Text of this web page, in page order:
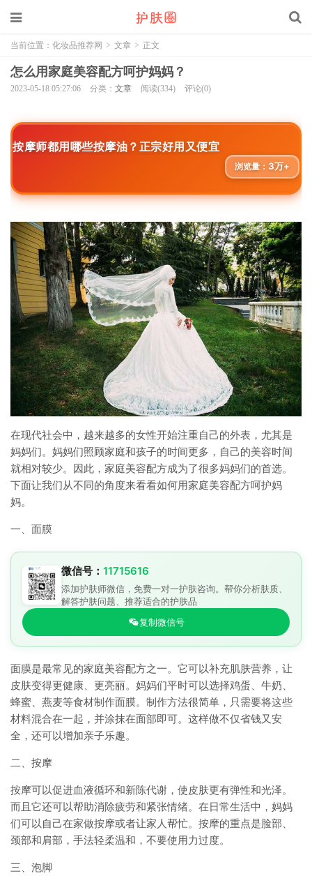
当前位置： 化妆品推荐网 > 文章 > 正文
怎么用家庭美容配方呵护妈妈？
2023-05-18 05:27:06 分类： 文章 阅读(334) 评论(0)
按摩师都用哪些按摩油？正宗好用又便宜
浏览量： 3万+
在现代社会中，越来越多的女性开始注重自己的外表，尤其是
妈妈们。妈妈们照顾家庭和孩子的时间更多，自己的美容时间
就相对较少。因此，家庭美容配方成为了很多妈妈们的首选。
下面让我们从不同的角度来看看如何用家庭美容配方呵护妈
妈。
一、面膜
微信号： 11715616
添加护肤师微信，免费一对一护肤咨询。帮你分析肤质、
解答护肤问题、推荐适合的护肤品
复制微信号
面膜是最常见的家庭美容配方之一。它可以补充肌肤营养，让
皮肤变得更健康、更亮丽。妈妈们平时可以选择鸡蛋、牛奶、
蜂蜜、燕麦等食材制作面膜。制作方法很简单，只需要将这些
材料混合在一起，并涂抹在面部即可。这样做不仅省钱又安
全，还可以增加亲子乐趣。
二、按摩
按摩可以促进血液循环和新陈代谢，使皮肤更有弹性和光泽。
而且它还可以帮助消除疲劳和紧张情绪。在日常生活中，妈妈
们可以自己在家做按摩或者让家人帮忙。按摩的重点是脸部、
颈部和肩部，手法轻柔温和，不要使用力过度。
三、泡脚